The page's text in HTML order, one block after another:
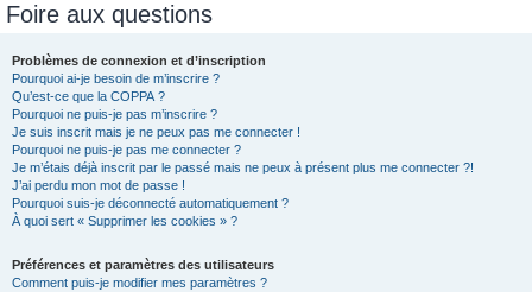
Foire aux questions
Problèmes de connexion et d’inscription
Pourquoi ai-je besoin de m’inscrire ?
Qu’est-ce que la COPPA ?
Pourquoi ne puis-je pas m’inscrire ?
Je suis inscrit mais je ne peux pas me connecter !
Pourquoi ne puis-je pas me connecter ?
Je m’étais déjà inscrit par le passé mais ne peux à présent plus me connecter ?!
J’ai perdu mon mot de passe !
Pourquoi suis-je déconnecté automatiquement ?
À quoi sert « Supprimer les cookies » ?
Préférences et paramètres des utilisateurs
Comment puis-je modifier mes paramètres ?